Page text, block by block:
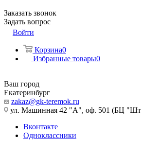
Заказать звонок
Задать вопрос
Войти
Корзина0
Избранные товары0
Ваш город
Екатеринбург
zakaz@gk-teremok.ru
ул. Машинная 42 "А", оф. 501 (БЦ
Вконтакте
Одноклассники